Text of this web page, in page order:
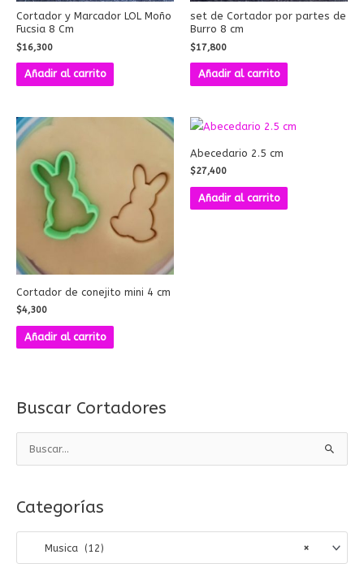
Buscar Cortadores
c
a
Categorías
×
Musica (12)
Cortador y Marcador LOL Moño
Fucsia 8 Cm
$16,300
Añadir al carrito
set de Cortador por partes de
Burro 8 cm
$17,800
Añadir al carrito
Cortador de conejito mini 4 cm
$4,300
Añadir al carrito
Abecedario 2.5 cm
$27,400
Añadir al carrito